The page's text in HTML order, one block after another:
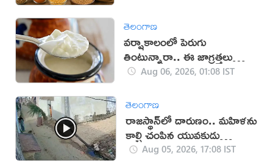
తెలంగాణ
వర్షాకాలంలో పెరుగు
తింటున్నారా.. ఈ జాగ్రత్తలు
తప్పనిసరి!
Aug 06, 2026, 01:08 IST
తెలంగాణ
రాజస్థాన్‌లో దారుణం.. మహిళను
కాల్చి చంపిన యువకుడు
(వీడియో)
Aug 05, 2026, 17:08 IST